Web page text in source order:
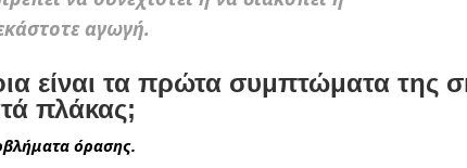
αγωγή.
είναι τα πρώτα συμπτώματα της
πλάκας;
όρασης.